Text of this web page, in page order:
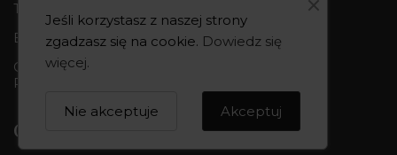
Tel.:
Bydgoszcz 85-010, ul. Dworcowa 6
Godziny otwarcia:
Pon-Pt 10:00-18:00 | Sob 10:00 - 14:00
CREOWNIA
Jeśli korzystasz z naszej strony
zgadzasz się na cookie. Dowiedz się
więcej.
Akceptuj
Nie akceptuje